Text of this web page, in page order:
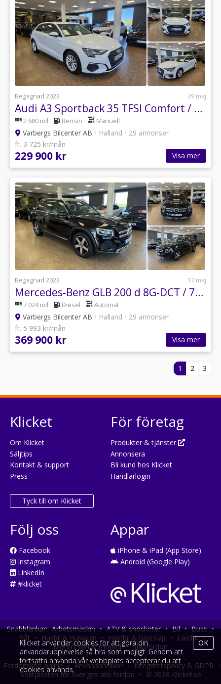
Begagnad 2023 29 maj
Audi A3 Sportback 35 TFSI Comfort / Adaptiv / Carplay / MOMS
2 680 mil Bensin Manuell
Varbergs Bilcenter AB • Halland • 29 annonser
fr. 3 725 kr/mån
229 900 kr Visa mer
Begagnad 2023 17 maj
Mercedes-Benz GLB 200 d 8G-DCT / 7-SITS / KAMERA / DRAG / MOMS
7 024 mil Diesel Automat
Varbergs Bilcenter AB • Halland • 29 annonser
fr. 5 993 kr/mån
369 900 kr Visa mer
1 2 3
Klicket
Om Klicket
Säljtips
Kontakt & support
Press
Tyck till om Klicket
För företag
Produkter & tjänster
Annonsera
Bli kund hos Klicket
Handlarlogin
Följ oss
Facebook
Instagram
LinkedIn
#klicket
Appar
iPhone & iPad (App Store)
Android (Google Play)
Snabblänkar: Arbetsmaskin • ATV & snöskoter • Bil • Buss •
Båt • Husbil & husvagn • Hästbil & hästsläp • Lastbil •
Motorcykel & moped • Släpfordon
Fordonsköp online • Användarvillkor • Integritetspolicy & GDPR •
Söktjänsten för Sveriges alla fordon • © 2026 Klicket.se
Klicket använder cookies för att göra din
användarupplevelse så bra som möjligt. Genom att
fortsätta använda vår webbplats accepterar du att
cookies används.
OK